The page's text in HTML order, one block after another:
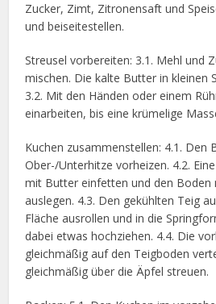
Zucker, Zimt, Zitronensaft und
und beiseitestellen.
Streusel vorbereiten: 3.1. Mehl und
mischen. Die kalte Butter in kleinen
3.2. Mit den Händen oder einem
einarbeiten, bis eine krümelige
Kuchen zusammenstellen: 4.1. Den
Ober-/Unterhitze vorheizen. 4.2.
mit Butter einfetten und den Boden
auslegen. 4.3. Den gekühlten Teig
Fläche ausrollen und in die
dabei etwas hochziehen. 4.4. Die
gleichmäßig auf den Teigboden
gleichmäßig über die Äpfel streuen.